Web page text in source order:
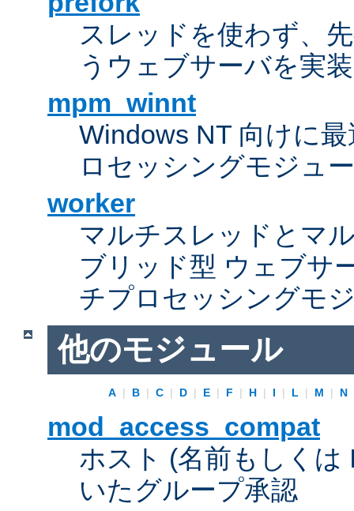
スレッドを使わず、
うウェブサーバを実装
mpm_winnt
Windows NT 向けに
ロセッシングモジュ
worker
マルチスレッドとマ
ブリッド型 ウェブサ
チプロセッシングモ
他のモジュール
A | B | C | D | E | F | H | I | L | M | N
mod_access_compat
ホスト (名前もしくは
いたグループ承認